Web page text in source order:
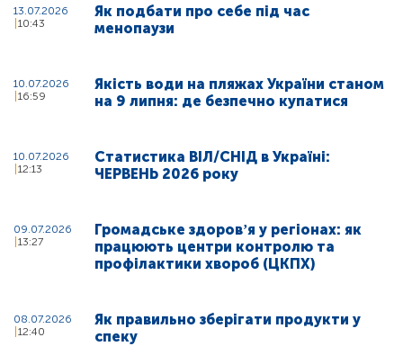
13.07.2026
10:43
Як подбати про себе під час
менопаузи
10.07.2026
16:59
Якість води на пляжах України станом
на 9 липня: де безпечно купатися
10.07.2026
12:13
Статистика ВІЛ/СНІД в Україні:
ЧЕРВЕНЬ 2026 року
09.07.2026
13:27
Громадське здоровʼя у регіонах: як
працюють центри контролю та
профілактики хвороб (ЦКПХ)
08.07.2026
12:40
Як правильно зберігати продукти у
спеку